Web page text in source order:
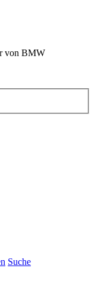
von BMW
Suche